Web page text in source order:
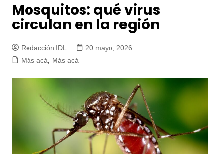
Mosquitos: qué virus
circulan en la región
Redacción IDL
20 mayo, 2026
Más acá, Más acá